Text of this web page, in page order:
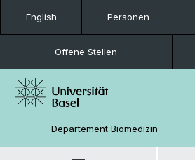
English Personen
Offene Stellen
Departement Biomedizin